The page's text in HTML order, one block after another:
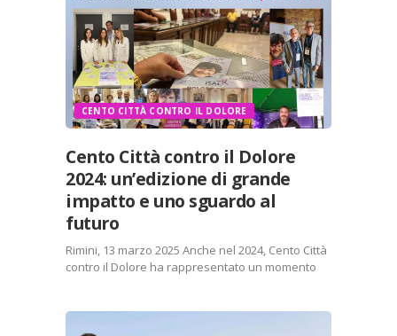
CENTO CITTÀ CONTRO IL DOLORE
Cento Città contro il Dolore
2024: un’edizione di grande
impatto e uno sguardo al
futuro
Rimini, 13 marzo 2025 Anche nel 2024, Cento Città
contro il Dolore ha rappresentato un momento
sedicesima edizione, che ha visto il